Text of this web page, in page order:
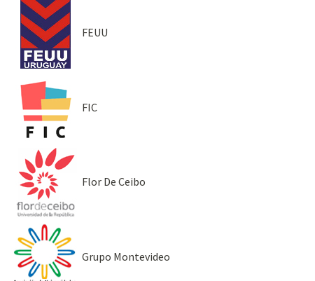
FEUU
FIC
Flor De Ceibo
Grupo Montevideo